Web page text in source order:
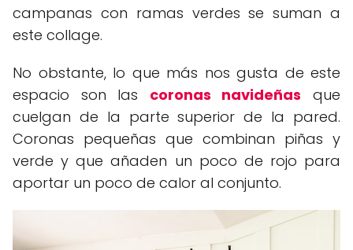
campanas con ramas verdes se suman a
este collage.
No obstante, lo que más nos gusta de este
espacio son las coronas navideñas que
cuelgan de la parte superior de la pared.
Coronas pequeñas que combinan piñas y
verde y que añaden un poco de rojo para
aportar un poco de calor al conjunto.